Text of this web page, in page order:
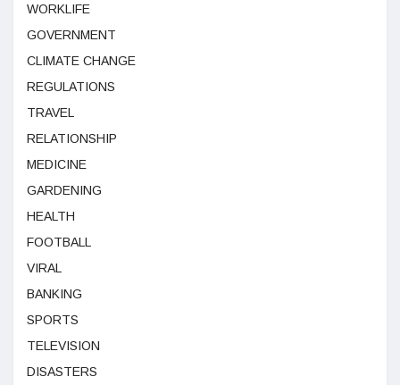
WORKLIFE
GOVERNMENT
CLIMATE CHANGE
REGULATIONS
TRAVEL
RELATIONSHIP
MEDICINE
GARDENING
HEALTH
FOOTBALL
VIRAL
BANKING
SPORTS
TELEVISION
DISASTERS